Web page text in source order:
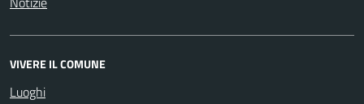
VIVERE IL COMUNE
Luoghi